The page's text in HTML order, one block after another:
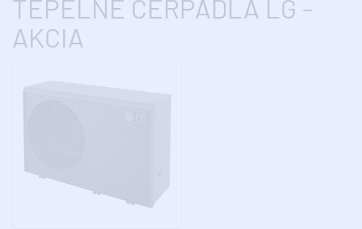
TEPELNÉ ČERPADLÁ LG -
AKCIA